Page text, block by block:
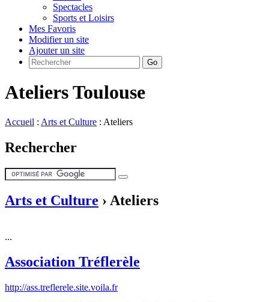
Spectacles
Sports et Loisirs
Mes Favoris
Modifier un site
Ajouter un site
Go
Ateliers Toulouse
Accueil : Arts et Culture : Ateliers
Rechercher
Arts et Culture › Ateliers
...
Association Tréflerèle
http://ass.treflerele.site.voila.fr